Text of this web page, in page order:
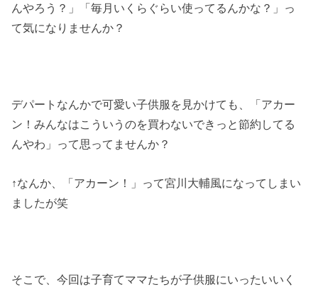
んやろう？」「毎月いくらぐらい使ってるんかな？」っ
て気になりませんか？
デパートなんかで可愛い子供服を見かけても、「アカー
ン！みんなはこういうのを買わないできっと節約してる
んやわ」って思ってませんか？
↑なんか、「アカーン！」って宮川大輔風になってしまい
ましたが笑
そこで、今回は子育てママたちが子供服にいったいいく